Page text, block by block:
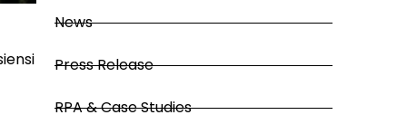
News
Press Release
RPA & Case Studies